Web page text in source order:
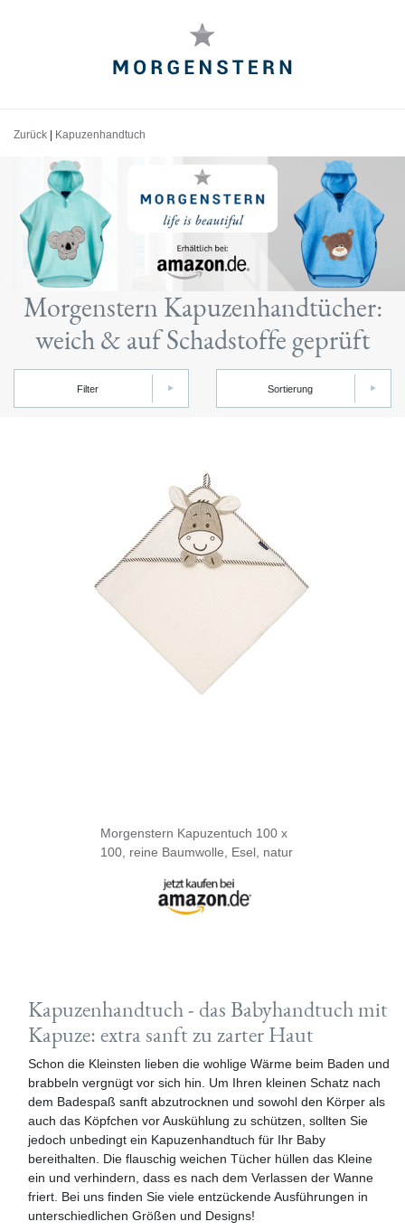
Zurück Kapuzenhandtuch
Morgenstern Kapuzenhandtücher:
weich & auf Schadstoffe geprüft
Filter Sortierung
Morgenstern Kapuzentuch 100 x
100, reine Baumwolle, Esel, natur
Kapuzenhandtuch - das Babyhandtuch mit
Kapuze: extra sanft zu zarter Haut
Schon die Kleinsten lieben die wohlige Wärme beim Baden und
brabbeln vergnügt vor sich hin. Um Ihren kleinen Schatz nach
dem Badespaß sanft abzutrocknen und sowohl den Körper als
auch das Köpfchen vor Auskühlung zu schützen, sollten Sie
jedoch unbedingt ein Kapuzenhandtuch für Ihr Baby
bereithalten. Die flauschig weichen Tücher hüllen das Kleine
ein und verhindern, dass es nach dem Verlassen der Wanne
friert. Bei uns finden Sie viele entzückende Ausführungen in
unterschiedlichen Größen und Designs!